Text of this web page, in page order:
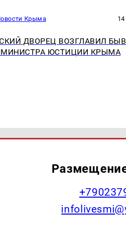
Крыма
ДВОРЕЦ ВОЗГЛАВИЛ
ЮСТИЦИИ КРЫМА